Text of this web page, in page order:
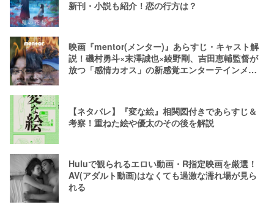
新刊・小説も紹介！恋の行方は？
映画『mentor(メンター)』あらすじ・キャスト解
説！磯村勇斗×末澤誠也×綾野剛、吉田恵輔監督が
放つ「感情カオス」の新感覚エンターテインメン
【ネタバレ】『変な絵』相関図付きであらすじ＆
考察！重ねた絵や優太のその後を解説
Huluで観られるエロい動画・R指定映画を厳選！
AV(アダルト動画)はなくても過激な濡れ場が見ら
れる